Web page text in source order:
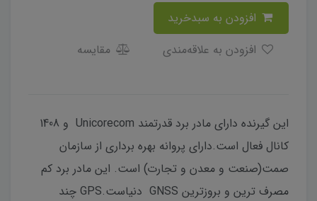
مقایسه
این گیرنده دارای مادر برد قدرتمند Unicorecom و 1408
کانال فعال است.دارای پروانه بهره برداری از سازمان
صمت(صنعت و معدن و تجارت) است. این مادر برد کم
مصرف ترین و بروزترین GNSS دنیاست.GPS چند